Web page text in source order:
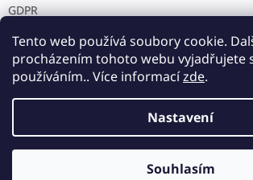
Tento web používá soubory cookie.
procházením tohoto webu vyjadřujete
používáním.. Více informacízde.
Nastavení
Souhlasím
GDPR
Kontakty
Vytvořil Shoptet
Aquamarket. Všechna